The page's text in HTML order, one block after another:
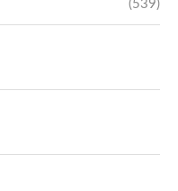
(539)